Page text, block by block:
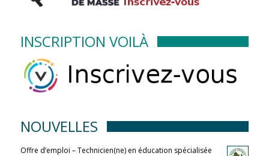
INSCRIPTION VOILÀ
NOUVELLES
Offre d’emploi – Technicien(ne) en éducation spécialisée